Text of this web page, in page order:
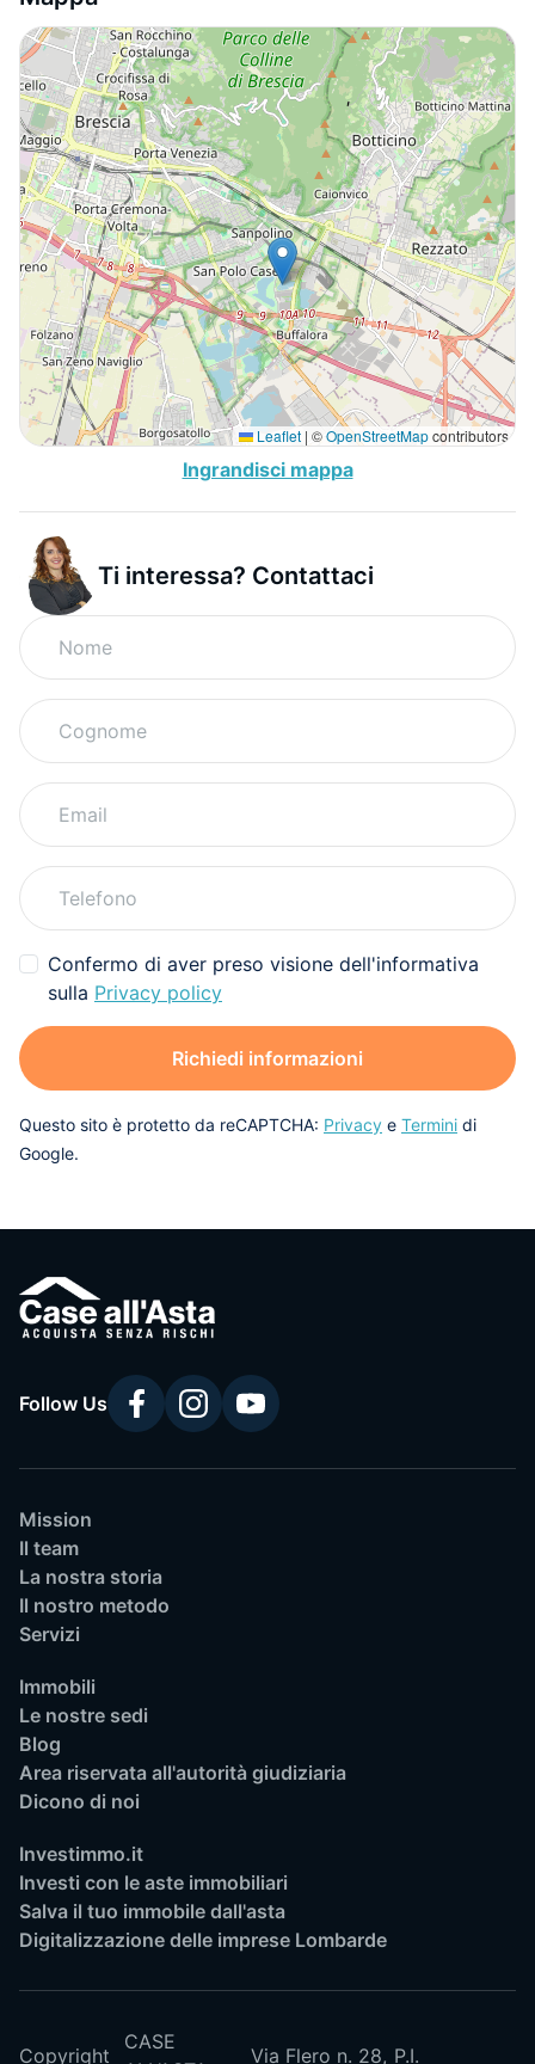
Leaflet | ©OpenStreetMapcontributors
Ingrandisci mappa
Ti interessa? Contattaci
Confermo di aver preso visione dell'informativa
sulla Privacy policy
Richiedi informazioni
Questo sito è protetto da reCAPTCHA: Privacy e Termini di
Google.
Follow Us
Mission
Il team
La nostra storia
Il nostro metodo
Servizi
Immobili
Le nostre sedi
Blog
Area riservata all'autorità giudiziaria
Dicono di noi
Investimmo.it
Investi con le aste immobiliari
Salva il tuo immobile dall'asta
Digitalizzazione delle imprese Lombarde
Copyright
CASE
Via Flero n. 28, P.I.